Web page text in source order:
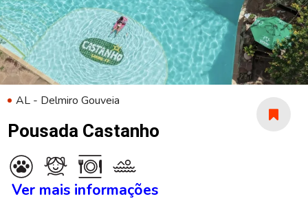
AL - Delmiro Gouveia
Pousada Castanho
Ver mais informações